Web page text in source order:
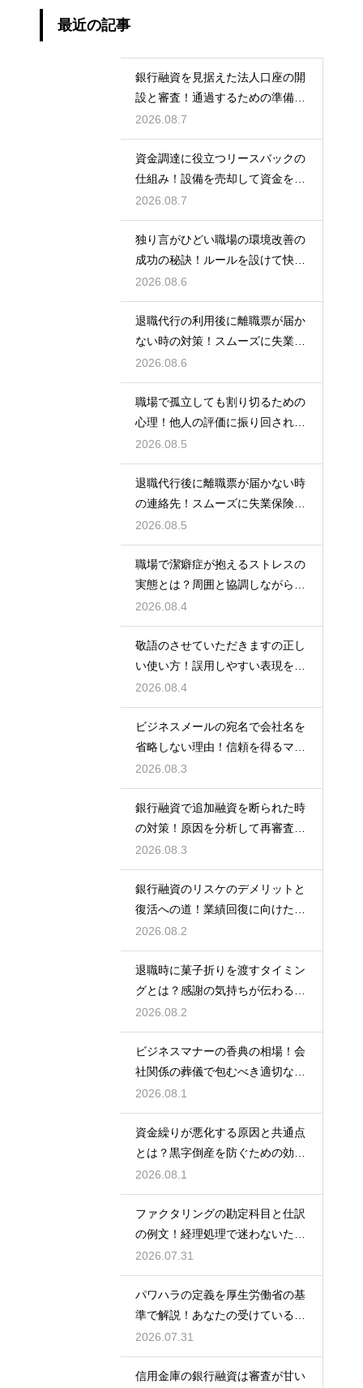
最近の記事
銀行融資を見据えた法人口座の開
設と審査！通過するための準備と
ポイント
2026.08.7
資金調達に役立つリースバックの
仕組み！設備を売却して資金を得
る方法
2026.08.7
独り言がひどい職場の環境改善の
成功の秘訣！ルールを設けて快適
な空間を作る
2026.08.6
退職代行の利用後に離職票が届か
ない時の対策！スムーズに失業保
険をもらう
2026.08.6
職場で孤立しても割り切るための
心理！他人の評価に振り回されな
いための術
2026.08.5
退職代行後に離職票が届かない時
の連絡先！スムーズに失業保険を
もらう術
2026.08.5
職場で潔癖症が抱えるストレスの
実態とは？周囲と協調しながら快
適に働く術
2026.08.4
敬語のさせていただきますの正し
い使い方！誤用しやすい表現を理
解する術
2026.08.4
ビジネスメールの宛名で会社名を
省略しない理由！信頼を得るマナ
ー
2026.08.3
銀行融資で追加融資を断られた時
の対策！原因を分析して再審査を
狙う
2026.08.3
銀行融資のリスケのデメリットと
復活への道！業績回復に向けた事
業計画
2026.08.2
退職時に菓子折りを渡すタイミン
グとは？感謝の気持ちが伝わる正
しいマナー
2026.08.2
ビジネスマナーの香典の相場！会
社関係の葬儀で包むべき適切な金
額の目安
2026.08.1
資金繰りが悪化する原因と共通点
とは？黒字倒産を防ぐための効果
的な対策
2026.08.1
ファクタリングの勘定科目と仕訳
の例文！経理処理で迷わないため
の知識
2026.07.31
パワハラの定義を厚生労働省の基
準で解説！あなたの受けている行
為は該当する？
2026.07.31
信用金庫の銀行融資は審査が甘い